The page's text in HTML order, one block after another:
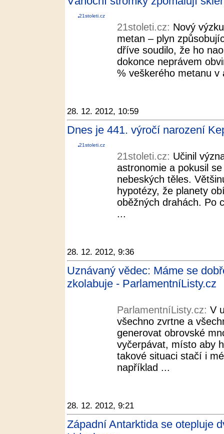
21stoleti.cz
21stoleti.cz: Nový
metan – plyn
dříve soudilo, že ho
dokonce neprávem
% veškerého metanu v
28. 12. 2012, 10:59
Dnes je 441. výročí narození
21stoleti.cz
21stoleti.cz: Učinil
astronomie a pokusil
nebeských těles.
hypotézy, že planety
oběžných drahách. Po
...
28. 12. 2012, 9:36
Uznávaný vědec: Máme se
zkolabuje - ParlamentníListy.cz
ParlamentníListy.cz: V
všechno zvrtne a
generovat obrovské
vyčerpávat, místo aby
takové situaci stačí i
například ...
28. 12. 2012, 9:21
Západní Antarktida se otepluje